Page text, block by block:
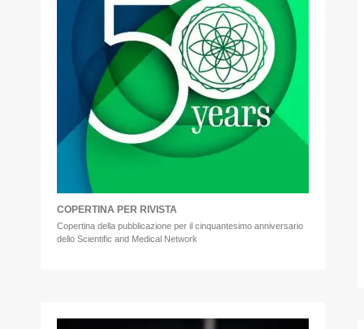
COPERTINA PER RIVISTA
Copertina della pubblicazione per il cinquantesimo anniversario
dello Scientific and Medical Network